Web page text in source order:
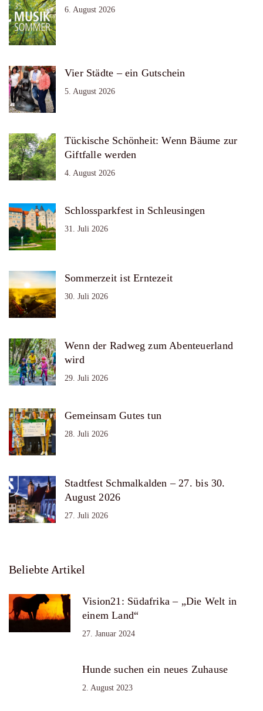
6. August 2026
Vier Städte – ein Gutschein
5. August 2026
Tückische Schönheit: Wenn Bäume zur
Giftfalle werden
4. August 2026
Schlossparkfest in Schleusingen
31. Juli 2026
Sommerzeit ist Erntezeit
30. Juli 2026
Wenn der Radweg zum Abenteuerland
wird
29. Juli 2026
Gemeinsam Gutes tun
28. Juli 2026
Stadtfest Schmalkalden – 27. bis 30.
August 2026
27. Juli 2026
Beliebte Artikel
Vision21: Südafrika – „Die Welt in
einem Land“
27. Januar 2024
Hunde suchen ein neues Zuhause
2. August 2023